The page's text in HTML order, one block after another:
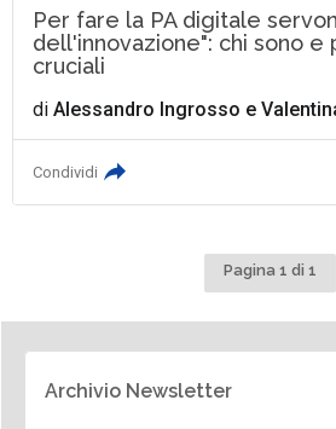
Per fare la PA digitale
dell'innovazione": chi sono e
cruciali
diAlessandro Ingrosso e
Condividi
Pagina 1 di 1
Archivio Newsletter